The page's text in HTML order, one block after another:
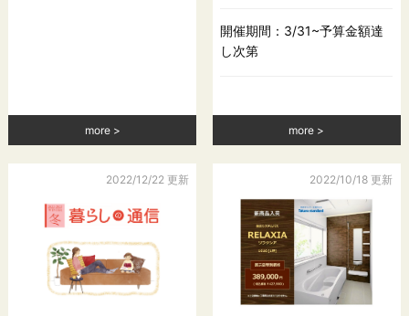
more
開催期間：3/31~予算金額達
し次第
more
2022/12/22 更新 2022/10/18 更新